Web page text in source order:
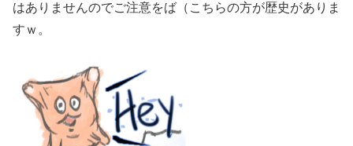
はありませんのでご注意をば（こちらの方が歴史がありま
すｗ。